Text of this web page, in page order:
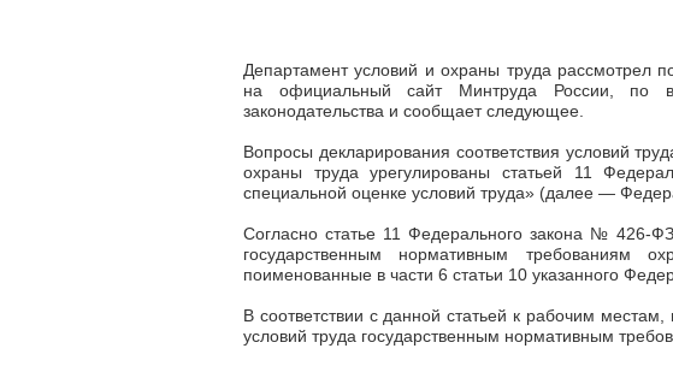
Департамент условий и охраны труда рассмотрел
на официальный сайт Минтруда России, по
законодательства и сообщает следующее.
Вопросы декларирования соответствия условий
охраны труда урегулированы статьей 11
специальной оценке условий труда» (далее —
Согласно статье 11 Федерального закона № 426-
государственным нормативным требованиям
поименованные в части 6 статьи 10 указанного
В соответствии с данной статьей к рабочим
условий труда государственным нормативным